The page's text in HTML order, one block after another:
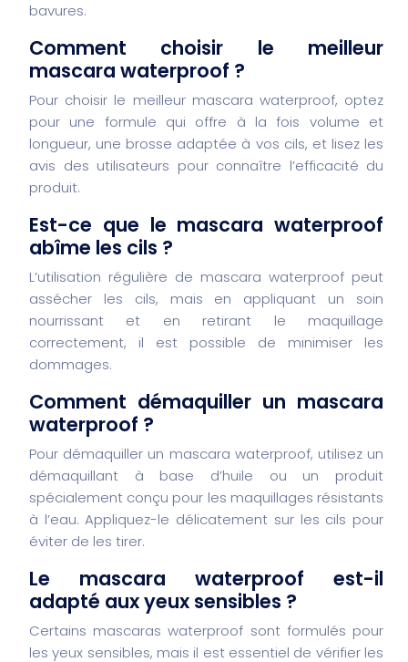
bavures.
Comment choisir le meilleur
mascara waterproof ?
Pour choisir le meilleur mascara waterproof, optez
pour une formule qui offre à la fois volume et
longueur, une brosse adaptée à vos cils, et lisez les
avis des utilisateurs pour connaître l’efficacité du
produit.
Est-ce que le mascara waterproof
abîme les cils ?
L’utilisation régulière de mascara waterproof peut
assécher les cils, mais en appliquant un soin
nourrissant et en retirant le maquillage
correctement, il est possible de minimiser les
dommages.
Comment démaquiller un mascara
waterproof ?
Pour démaquiller un mascara waterproof, utilisez un
démaquillant à base d’huile ou un produit
spécialement conçu pour les maquillages résistants
à l’eau. Appliquez-le délicatement sur les cils pour
éviter de les tirer.
Le mascara waterproof est-il
adapté aux yeux sensibles ?
Certains mascaras waterproof sont formulés pour
les yeux sensibles, mais il est essentiel de vérifier les